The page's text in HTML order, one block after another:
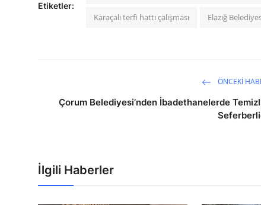
Etiketler:
Karaçalı terfi hattı çalışması Elazığ
ÖNCEKI
Çorum Belediyesi’nden İbadethanelerde
İlgili Haberler